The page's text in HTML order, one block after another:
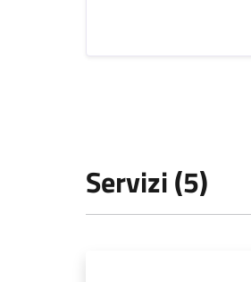
Servizi (5)